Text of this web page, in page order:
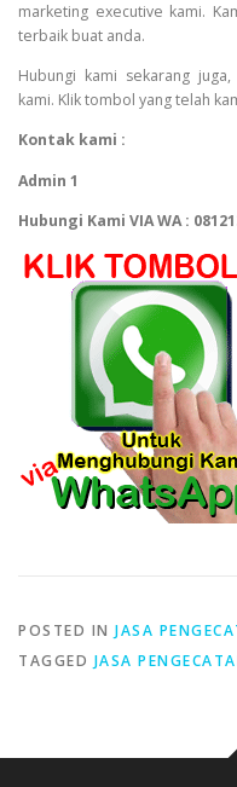
marketing executive kami.
terbaik buat anda.
Hubungi kami sekarang
kami. Klik tombol yang telah
Kontak kami :
Admin 1
Hubungi Kami VIA WA :
POSTED IN JASA
TAGGED JASA